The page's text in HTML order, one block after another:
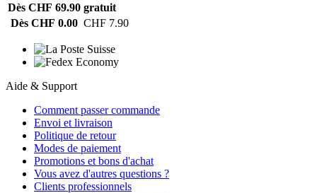
Dès CHF 69.90 gratuit
Dès CHF 0.00 CHF 7.90
Aide & Support
Comment passer commande
Envoi et livraison
Politique de retour
Modes de paiement
Promotions et bons d'achat
Vous avez d'autres questions ?
Clients professionnels